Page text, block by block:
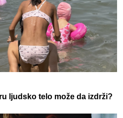
ljudsko telo može da izdrži?